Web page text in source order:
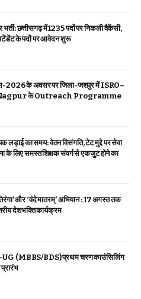
भर्ती: छत्तीसगढ़ में 1235 पदों पर निकली वैकेंसी,
के पदों पर आवेदन शुरू
2026 के अवसर पर जिला-जशपुर में ISRO–
Nagpur के Outreach Programme
लड़ाई का समय: वेतन विसंगति, टेट मुद्दे पर सेवा
के लिए समस्त शिक्षक संवर्ग से एकजुट होने का
और ‘वंदे मातरम्’ अभियान : 17 अगस्त तक
देशभक्ति कार्यक्रम
UG (MBBS/BDS) प्रथम चरण काउंसिलिंग